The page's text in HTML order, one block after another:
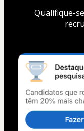
Qualifique-